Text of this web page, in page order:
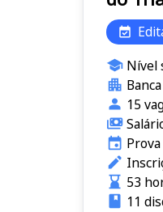
Nível
15
53
11